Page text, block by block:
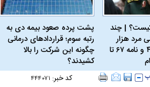
| چند
مرد هزار
نسخه؛ از کربلای۴ و نامه ۶۷ تا
پشت پرده صعود بیمه دی به
رتبه سوم؛ قراردادهای درمانی
چگونه این شرکت را بالا
کشیدند؟
کد خبر: ۴۴۴۰۷۱